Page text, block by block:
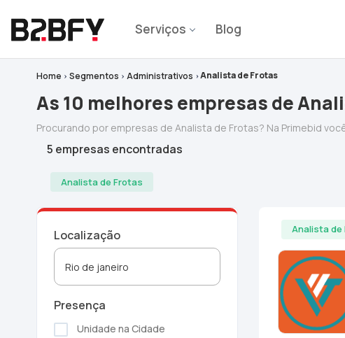
Serviços Blog
Home Segmentos Administrativos Analista de Frotas
As 10 melhores empresas de
Procurando por empresas de Analista de Frotas? Na Primebid
5 empresas encontradas
Analista de Frotas
Localização
Presença
Unidade na Cidade
Analista de